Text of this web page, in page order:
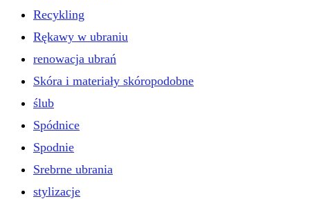
Recykling
Rękawy w ubraniu
renowacja ubrań
Skóra i materiały skóropodobne
ślub
Spódnice
Spodnie
Srebrne ubrania
stylizacje